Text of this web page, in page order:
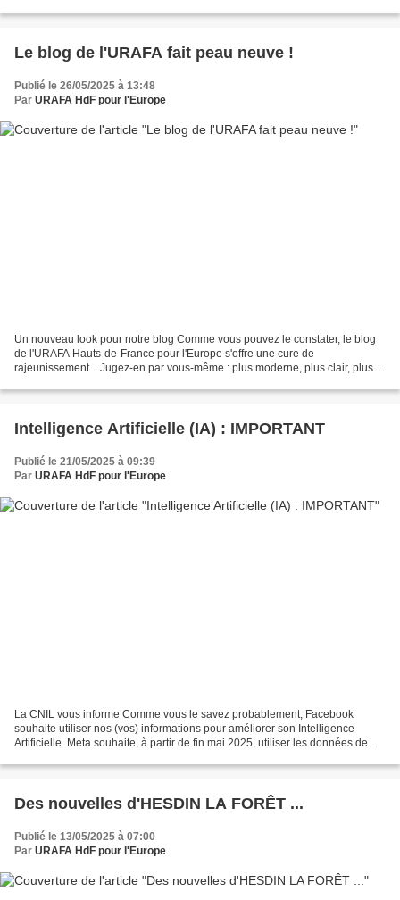
Le blog de l'URAFA fait peau neuve !
Publié le 26/05/2025 à 13:48
Par URAFA HdF pour l'Europe
Un nouveau look pour notre blog Comme vous pouvez le constater, le blog
de l'URAFA Hauts-de-France pour l'Europe s'offre une cure de
rajeunissement... Jugez-en par vous-même : plus moderne, plus clair, plus
Intelligence Artificielle (IA) : IMPORTANT
Publié le 21/05/2025 à 09:39
Par URAFA HdF pour l'Europe
La CNIL vous informe Comme vous le savez probablement, Facebook
souhaite utiliser nos (vos) informations pour améliorer son Intelligence
Artificielle. Meta souhaite, à partir de fin mai 2025, utiliser les données de
Des nouvelles d'HESDIN LA FORÊT ...
Publié le 13/05/2025 à 07:00
Par URAFA HdF pour l'Europe